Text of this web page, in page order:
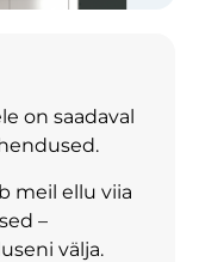
on saadaval
meil ellu viia
–
välja.